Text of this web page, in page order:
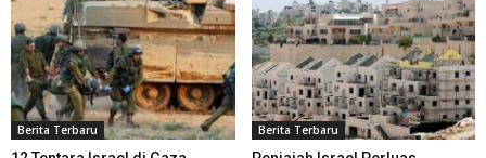
Berita Terbaru Berita Terbaru